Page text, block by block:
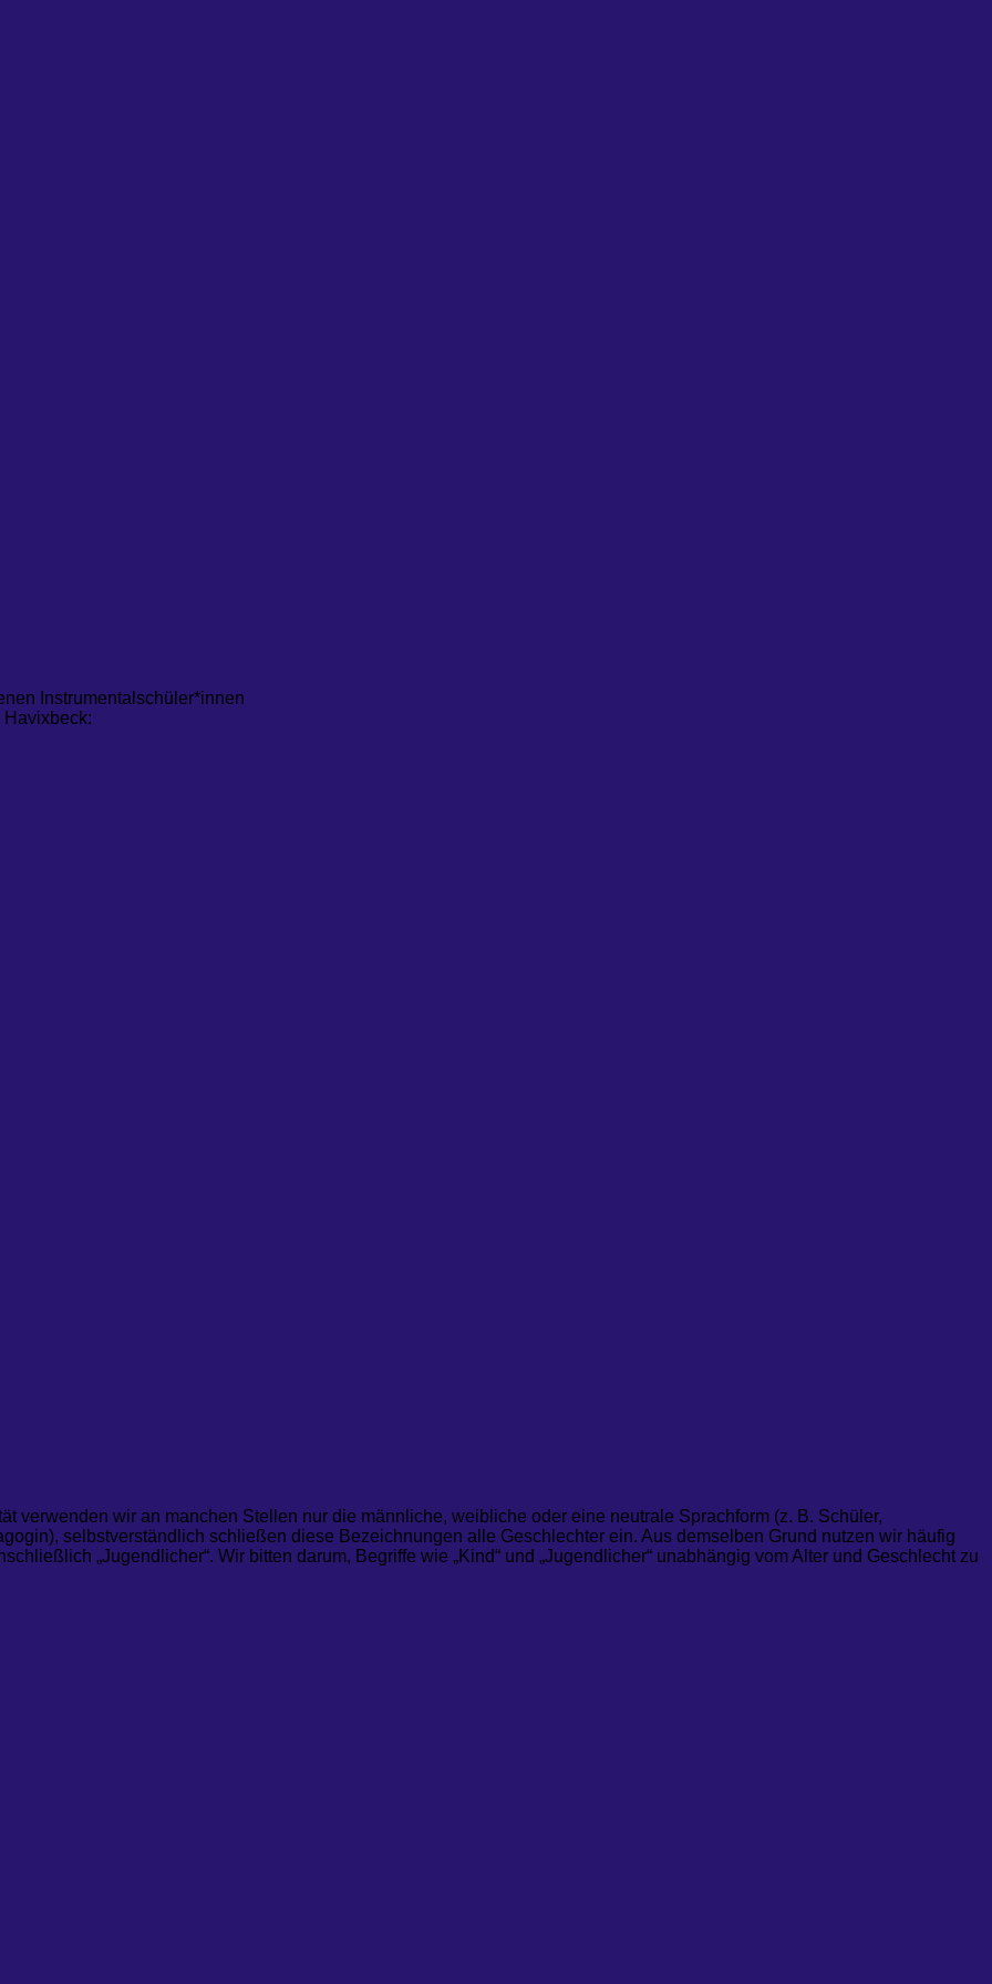
Instrumentalschüler*innen
verwenden wir an manchen Stellen nur die männliche, weibliche oder eine neutrale Sprachform (z. B. Schüler,
selbstverständlich schließen diese Bezeichnungen alle Geschlechter ein. Aus demselben Grund nutzen wir häufig
„Jugendlicher“. Wir bitten darum, Begriffe wie „Kind“ und „Jugendlicher“ unabhängig vom Alter und Geschlecht zu